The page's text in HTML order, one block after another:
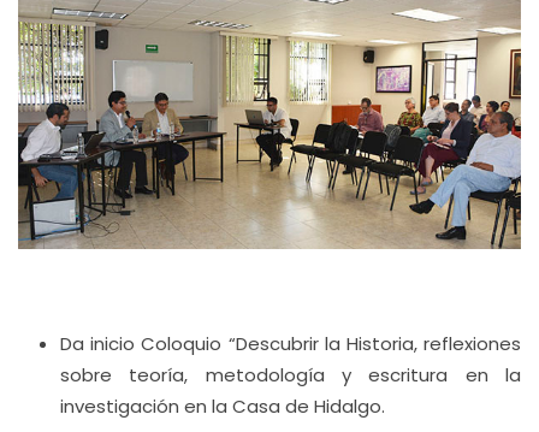
Da inicio Coloquio “Descubrir la Historia, reflexiones
sobre teoría, metodología y escritura en la
investigación en la Casa de Hidalgo.